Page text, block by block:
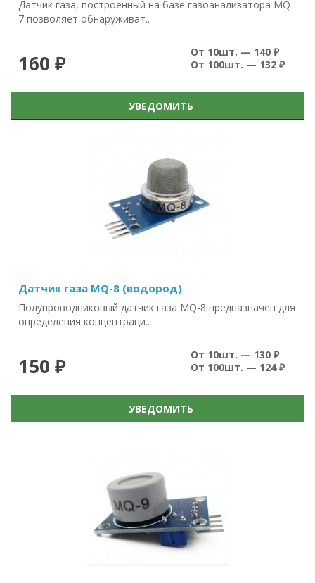
Датчик газа, построенный на базе газоанализатора MQ-
7 позволяет обнаруживат..
160 ₽
От 10шт. — 140 ₽
От 100шт. — 132 ₽
УВЕДОМИТЬ
Датчик газа MQ-8 (водород)
Полупроводниковый датчик газа MQ-8 предназначен для
определения концентраци..
150 ₽
От 10шт. — 130 ₽
От 100шт. — 124 ₽
УВЕДОМИТЬ